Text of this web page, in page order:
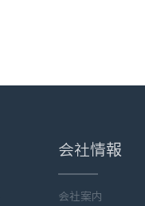
会社情報
会社案内